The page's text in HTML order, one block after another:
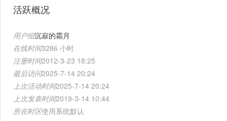
活跃概况
用户组沉寂的霜月
在线时间3286 小时
注册时间2012-3-23 18:25
最后访问2025-7-14 20:24
上次活动时间2025-7-14 20:24
上次发表时间2019-3-14 10:44
所在时区使用系统默认